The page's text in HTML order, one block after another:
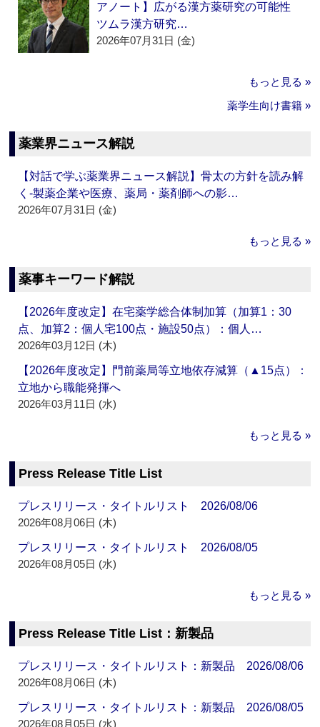
アノート】広がる漢方薬研究の可能性
ツムラ漢方研究…
2026年07月31日 (金)
もっと見る »
薬学生向け書籍 »
薬業界ニュース解説
【対話で学ぶ薬業界ニュース解説】骨太の方針を読み解
く‐製薬企業や医療、薬局・薬剤師への影…
2026年07月31日 (金)
もっと見る »
薬事キーワード解説
【2026年度改定】在宅薬学総合体制加算（加算1：30
点、加算2：個人宅100点・施設50点）：個人…
2026年03月12日 (木)
【2026年度改定】門前薬局等立地依存減算（▲15点）：
立地から職能発揮へ
2026年03月11日 (水)
もっと見る »
Press Release Title List
プレスリリース・タイトルリスト 2026/08/06
2026年08月06日 (木)
プレスリリース・タイトルリスト 2026/08/05
2026年08月05日 (水)
もっと見る »
Press Release Title List：新製品
プレスリリース・タイトルリスト：新製品 2026/08/06
2026年08月06日 (木)
プレスリリース・タイトルリスト：新製品 2026/08/05
2026年08月05日 (水)